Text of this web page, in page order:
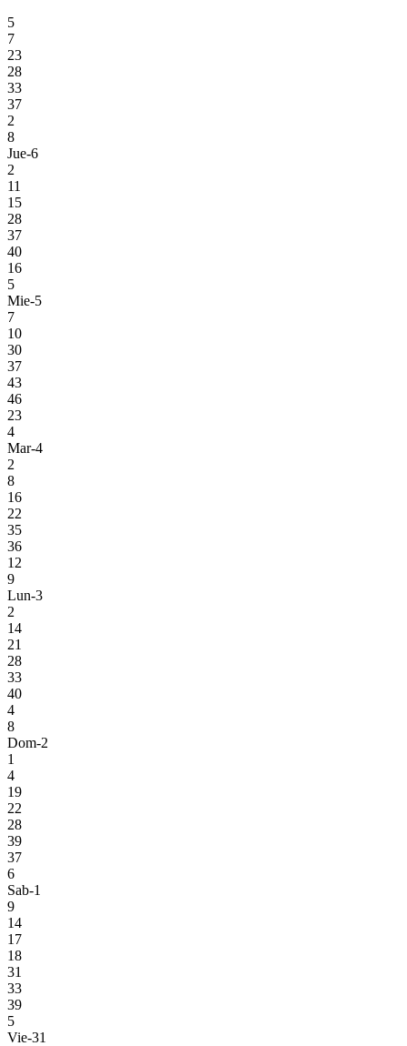
5
7
23
28
33
37
2
8
Jue-6
2
11
15
28
37
40
16
5
Mie-5
7
10
30
37
43
46
23
4
Mar-4
2
8
16
22
35
36
12
9
Lun-3
2
14
21
28
33
40
4
8
Dom-2
1
4
19
22
28
39
37
6
Sab-1
9
14
17
18
31
33
39
5
Vie-31